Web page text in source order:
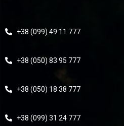
+38 (099) 49 11 777
+38 (050) 83 95 777
+38 (050) 18 38 777
+38 (099) 31 24 777